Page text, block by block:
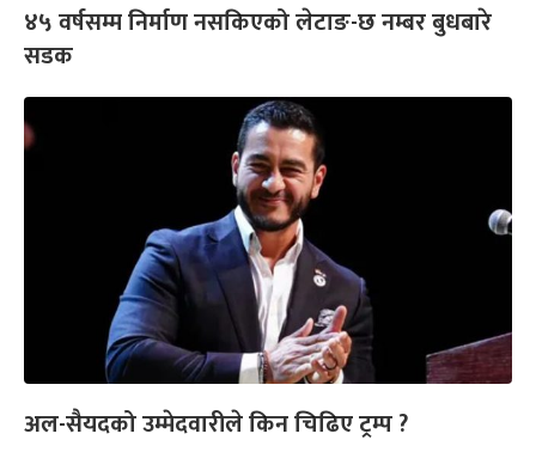
४५ वर्षसम्म निर्माण नसकिएको लेटाङ-छ नम्बर बुधबारे
सडक
अल-सैयदको उम्मेदवारीले किन चिढिए ट्रम्प ?